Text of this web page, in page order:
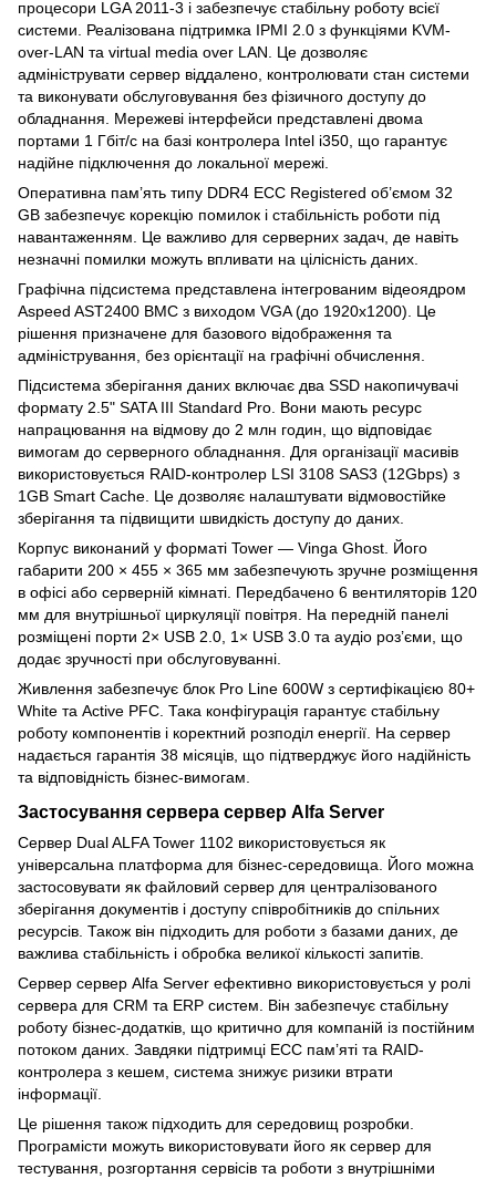
процесори LGA 2011-3 і забезпечує стабільну роботу всієї
системи. Реалізована підтримка IPMI 2.0 з функціями KVM-
over-LAN та virtual media over LAN. Це дозволяє
адмініструвати сервер віддалено, контролювати стан системи
та виконувати обслуговування без фізичного доступу до
обладнання. Мережеві інтерфейси представлені двома
портами 1 Гбіт/с на базі контролера Intel i350, що гарантує
надійне підключення до локальної мережі.
Оперативна пам’ять типу DDR4 ECC Registered об’ємом 32
GB забезпечує корекцію помилок і стабільність роботи під
навантаженням. Це важливо для серверних задач, де навіть
незначні помилки можуть впливати на цілісність даних.
Графічна підсистема представлена інтегрованим відеоядром
Aspeed AST2400 BMC з виходом VGA (до 1920x1200). Це
рішення призначене для базового відображення та
адміністрування, без орієнтації на графічні обчислення.
Підсистема зберігання даних включає два SSD накопичувачі
формату 2.5" SATA III Standard Pro. Вони мають ресурс
напрацювання на відмову до 2 млн годин, що відповідає
вимогам до серверного обладнання. Для організації масивів
використовується RAID-контролер LSI 3108 SAS3 (12Gbps) з
1GB Smart Cache. Це дозволяє налаштувати відмовостійке
зберігання та підвищити швидкість доступу до даних.
Корпус виконаний у форматі Tower — Vinga Ghost. Його
габарити 200 × 455 × 365 мм забезпечують зручне розміщення
в офісі або серверній кімнаті. Передбачено 6 вентиляторів 120
мм для внутрішньої циркуляції повітря. На передній панелі
розміщені порти 2× USB 2.0, 1× USB 3.0 та аудіо роз’єми, що
додає зручності при обслуговуванні.
Живлення забезпечує блок Pro Line 600W з сертифікацією 80+
White та Active PFC. Така конфігурація гарантує стабільну
роботу компонентів і коректний розподіл енергії. На сервер
надається гарантія 38 місяців, що підтверджує його надійність
та відповідність бізнес-вимогам.
Застосування сервера сервер Alfa Server
Сервер Dual ALFA Tower 1102 використовується як
універсальна платформа для бізнес-середовища. Його можна
застосовувати як файловий сервер для централізованого
зберігання документів і доступу співробітників до спільних
ресурсів. Також він підходить для роботи з базами даних, де
важлива стабільність і обробка великої кількості запитів.
Сервер сервер Alfa Server ефективно використовується у ролі
сервера для CRM та ERP систем. Він забезпечує стабільну
роботу бізнес-додатків, що критично для компаній із постійним
потоком даних. Завдяки підтримці ECC пам’яті та RAID-
контролера з кешем, система знижує ризики втрати
інформації.
Це рішення також підходить для середовищ розробки.
Програмісти можуть використовувати його як сервер для
тестування, розгортання сервісів та роботи з внутрішніми